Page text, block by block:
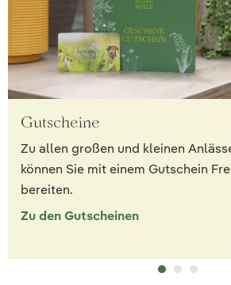
Gutscheine
Zu allen großen und kleinen
können Sie mit einem Gutschein
bereiten.
Zu den Gutscheinen